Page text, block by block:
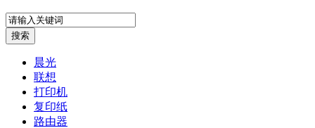
晨光
联想
打印机
复印纸
路由器